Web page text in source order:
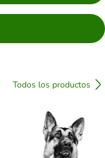
Todos los productos